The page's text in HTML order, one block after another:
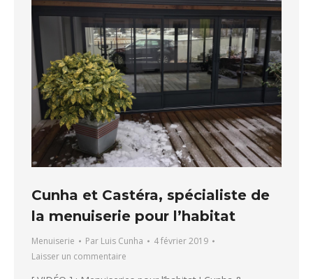
Cunha et Castéra, spécialiste de
la menuiserie pour l’habitat
Menuiserie Par Luis Cunha
4 février 2019
Laisser un commentaire